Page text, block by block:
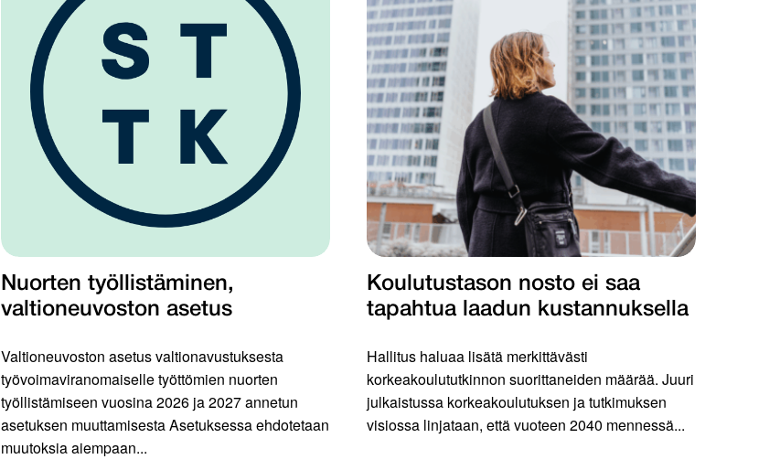
Nuorten työllistäminen,
valtioneuvoston asetus
Valtioneuvoston asetus valtionavustuksesta
työvoimaviranomaiselle työttömien nuorten
työllistämiseen vuosina 2026 ja 2027 annetun
asetuksen muuttamisesta Asetuksessa ehdotetaan
muutoksia aiempaan...
Koulutustason nosto ei saa
tapahtua laadun kustannuksella
Hallitus haluaa lisätä merkittävästi
korkeakoulututkinnon suorittaneiden määrää. Juuri
julkaistussa korkeakoulutuksen ja tutkimuksen
visiossa linjataan, että vuoteen 2040 mennessä...